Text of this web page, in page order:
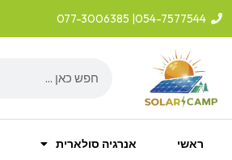
דילוג
054-7577544
| 077-3006385
ראשי אנרגיה סולארית